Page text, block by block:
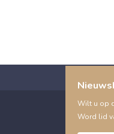
Wilt u op
Word lid